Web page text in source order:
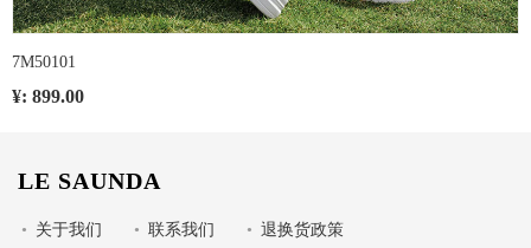
7M50101
¥: 899.00
LE SAUNDA
• 关于我们 • 联系我们 • 退换货政策